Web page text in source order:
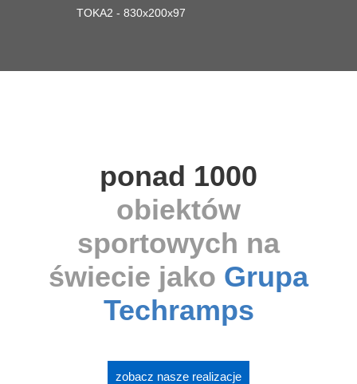
TOKA2 - 830x200x97
ponad 1000
obiektów
sportowych na
świecie jako Grupa
Techramps
zobacz nasze realizacje